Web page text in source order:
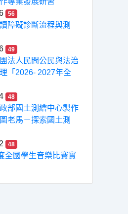
56
障礙診斷流程與測
49
法人民間公民與法治
「2026- 2027年全
48
部國土測繪中心製作
老馬－探索國土測
48
全國學生音樂比賽實